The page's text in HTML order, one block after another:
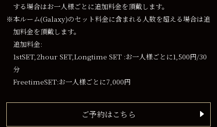
する場合はお一人様ごとに追加料金を頂戴します。
※本ルーム(Galaxy)のセット料金に含まれる人数を超える場合は追
加料金を頂戴します。
追加料金:
1stSET,2hour SET,Longtime SET :お一人様ごとに1,500円/30
分
FreetimeSET:お一人様ごとに7,000円
ご予約はこちら